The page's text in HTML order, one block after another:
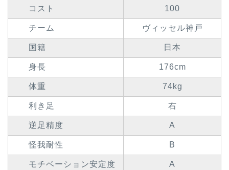
コスト 100
チーム ヴィッセル神戸
国籍 日本
身長 176cm
体重 74kg
利き足 右
逆足精度 A
怪我耐性 B
モチベーション安定度 A